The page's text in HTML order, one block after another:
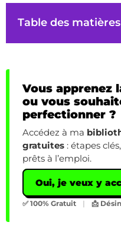
Table des matières
Vous apprenez
ou vous
perfectionner ?
Accédez à ma
gratuites : étapes
prêts à l’emploi.
Oui, je veux y
✅ 100% Gratuit | 📩